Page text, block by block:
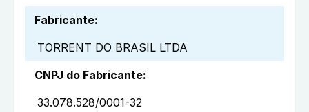
Fabricante:
TORRENT DO BRASIL LTDA
CNPJ do Fabricante:
33.078.528/0001-32